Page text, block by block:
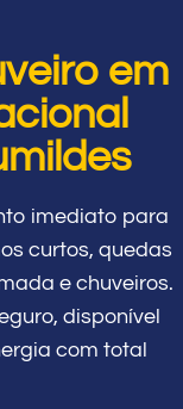
em
imediato para
curtos, quedas
e chuveiros.
disponível
com total